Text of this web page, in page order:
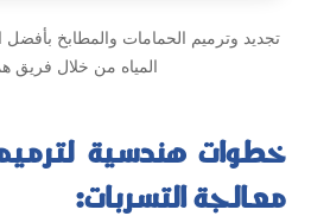
تجديد وترميم الحمامات والمطابخ
المياه من خلال فريق
خطوات هندسية
معالجة التسربات: